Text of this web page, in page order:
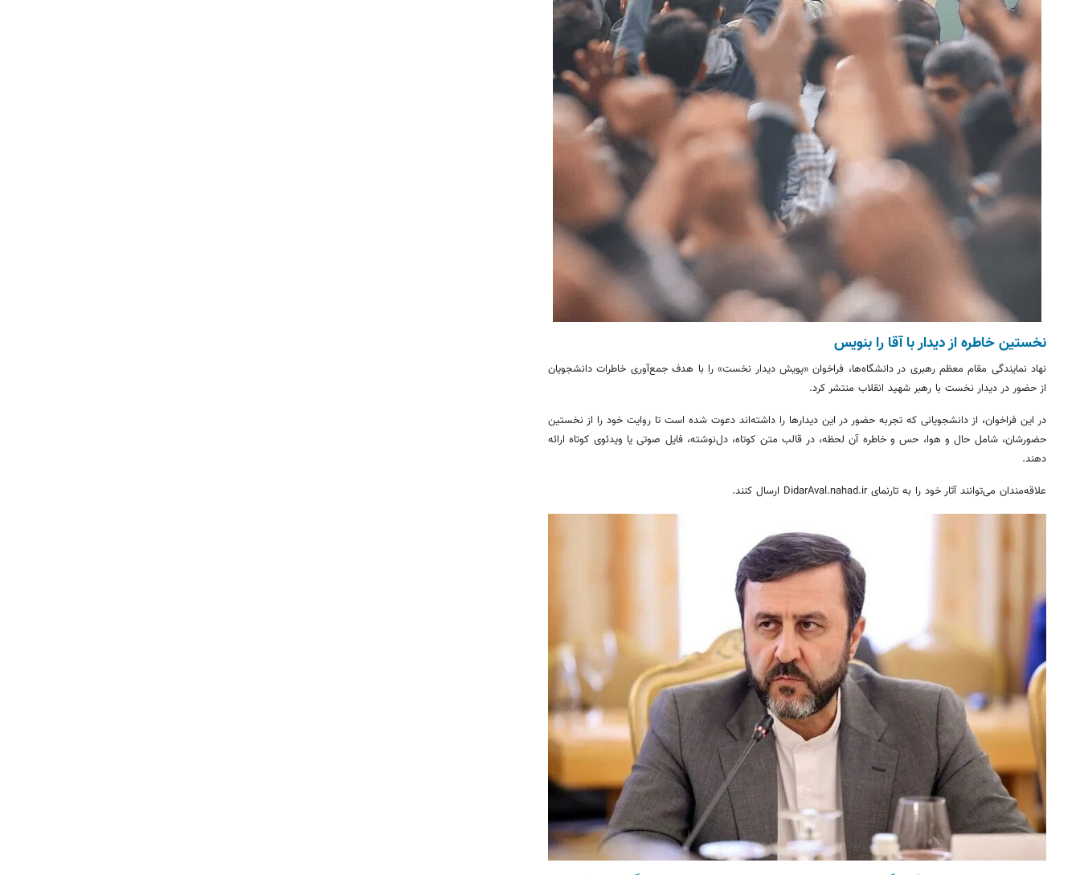
نخستین خاطره از دیدار با آقا را بنویس
نهاد نمایندگی مقام معظم رهبری در دانشگاه‌ها، فراخوان «پویش دیدار نخست» را با هدف جمع‌آوری خاطرات دانشجویان
از حضور در دیدار نخست با رهبر شهید انقلاب منتشر کرد.
در این فراخوان، از دانشجویانی که تجربه حضور در این دیدارها را داشته‌اند دعوت شده است تا روایت خود را از نخستین
حضورشان، شامل حال و هوا، حس و خاطره آن لحظه، در قالب متن کوتاه، دل‌نوشته، فایل صوتی یا ویدئوی کوتاه ارائه
دهند.
علاقه‌مندان می‌توانند آثار خود را به تارنمای DidarAval.nahad.ir ارسال کنند.